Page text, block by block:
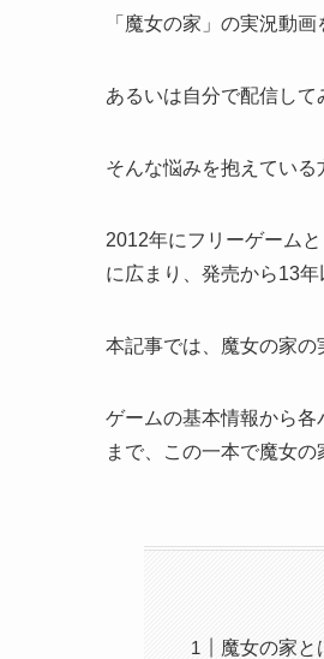
「魔女の家」の実況動
あるいは自分で配信して
そんな悩みを抱えている
2012年にフリーゲーム
に広まり、発売から13
本記事では、魔女の家の
ゲームの基本情報から
まで、この一本で魔女
魔女の家と